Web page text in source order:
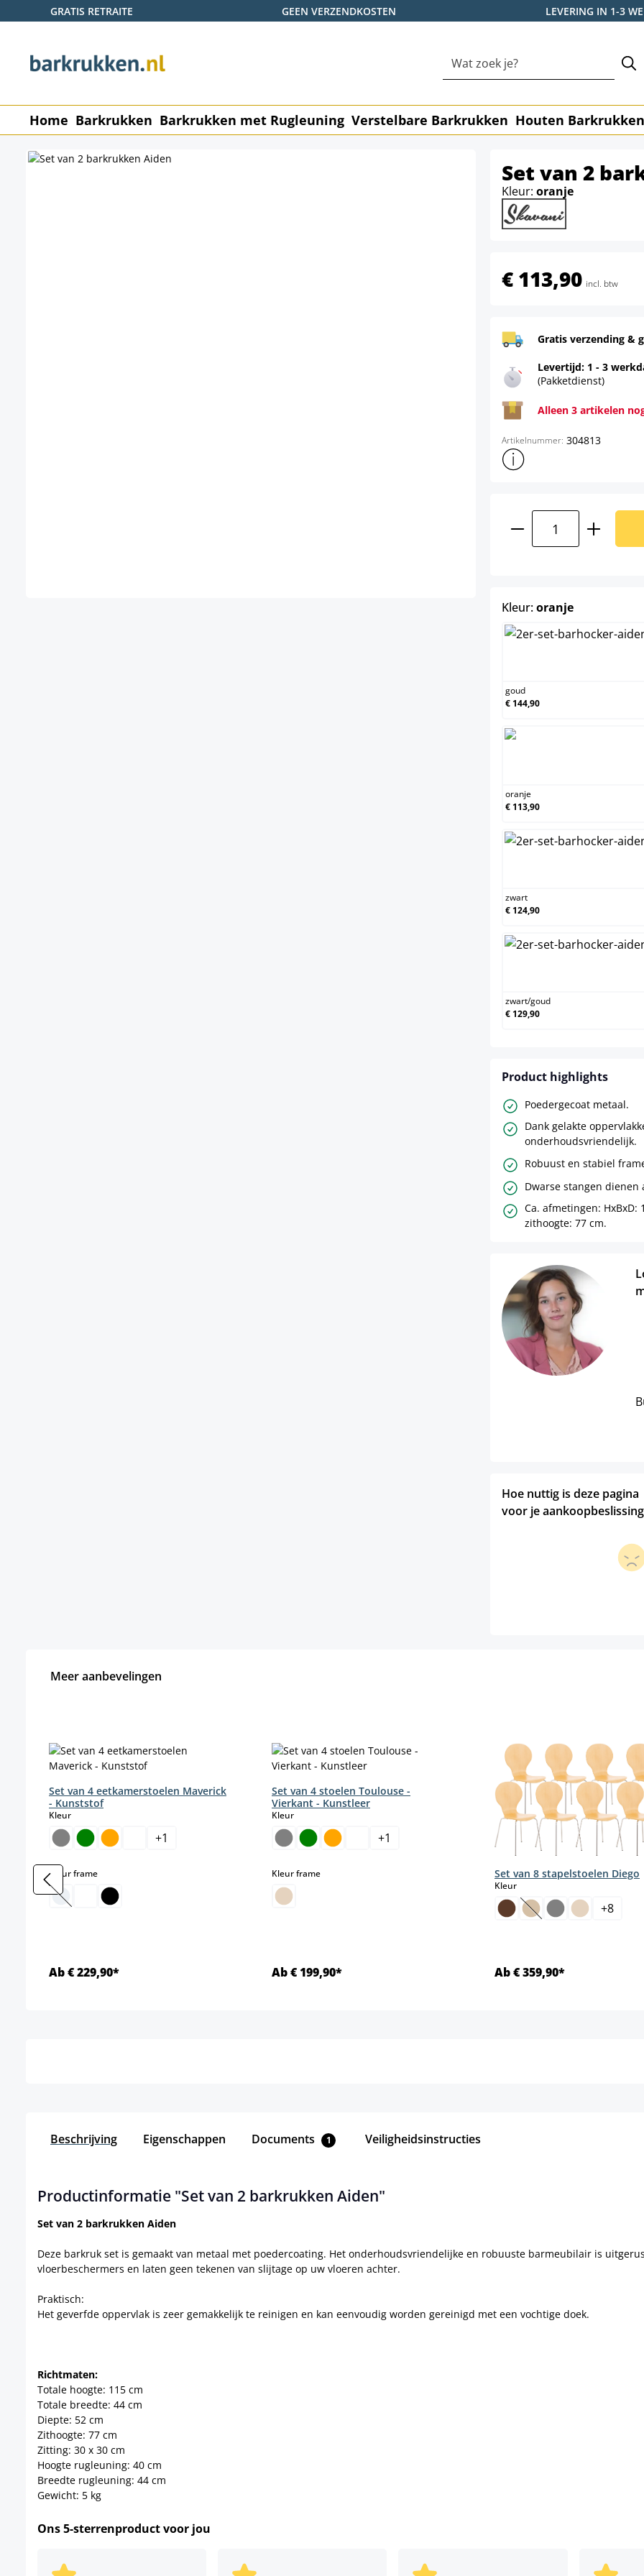
de hoofdinhoud
Ga naar de zoekopdracht
Ga naar de hoofdnavigatie
GRATIS RETRAITE GEEN VERZENDKOSTEN LEVERING IN 1-3
Home Barkrukken Barkrukken met Rugleuning Verstelbare Barkrukken Houten Barkrukken
Set van 2
Kleur: oranje
€ 113,90 incl. btw
Gratis verzending &
Levertijd: 1 - 3
(Pakketdienst)
Alleen 3 artikelen
Artikelnummer: 304813
Toon meer productinformatie
Kleur:oranjeselect
goud
€ 144,90
oranje
€ 113,90
zwart
€ 124,90
zwart/goud
€ 129,90
Product highlights
Poedergecoat metaal.
Dank gelakte
onderhoudsvriendelijk.
Robuust en stabiel
Dwarse stangen dienen
Ca. afmetingen: HxBxD:
zithoogte: 77 cm.
Hoe nuttig is deze pagina
voor je
Meer aanbevelingen
Set van 4 eetkamerstoelen Maverick
- Kunststof
Kleurselect
+1
Kleur frameselect
(Deze optie is momenteel niet beschikbaar.)
Ab € 229,90*
Set van 4 stoelen Toulouse -
Vierkant - Kunstleer
Kleurselect
+1
Kleur frameselect
Ab € 199,90*
Set van 8 stapelstoelen Diego
Kleurselect
(Deze optie is +8
Ab € 359,90*
Beschrijving Eigenschappen Documents 1 Veiligheidsinstructies
Productinformatie "Set van 2 barkrukken Aiden"
Set van 2 barkrukken Aiden
Deze barkruk set is gemaakt van metaal met poedercoating. Het onderhoudsvriendelijke en robuuste barmeubilair is
vloerbeschermers en laten geen tekenen van slijtage op uw vloeren achter.
Praktisch:
Het geverfde oppervlak is zeer gemakkelijk te reinigen en kan eenvoudig worden gereinigd met een vochtige doek.
Richtmaten:
Totale hoogte: 115 cm
Totale breedte: 44 cm
Diepte: 52 cm
Zithoogte: 77 cm
Zitting: 30 x 30 cm
Hoogte rugleuning: 40 cm
Breedte rugleuning: 44 cm
Gewicht: 5 kg
Ons 5-sterrenproduct voor jou